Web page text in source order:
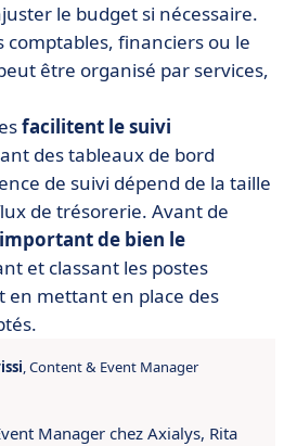
le budget si nécessaire.
comptables, financiers ou le
être organisé par services,
facilitent le suivi
des tableaux de bord
de suivi dépend de la taille
de trésorerie. Avant de
important de bien le
et classant les postes
en mettant en place des
, Content & Event Manager
Manager chez Axialys, Rita